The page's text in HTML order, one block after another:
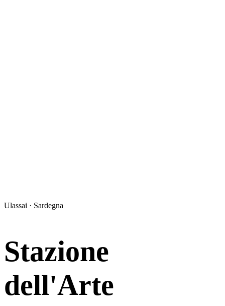
Ulassai · Sardegna
Stazione
dell'Arte